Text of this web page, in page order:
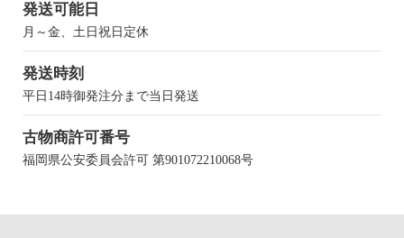
発送可能日
月～金、土日祝日定休
発送時刻
平日14時御発注分まで当日発送
古物商許可番号
福岡県公安委員会許可 第901072210068号